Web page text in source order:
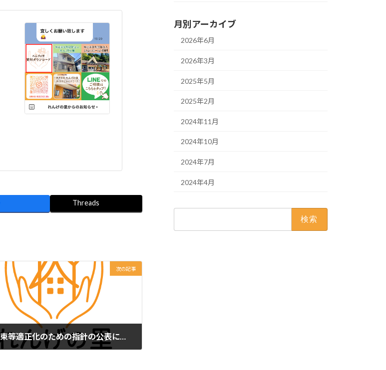
Threads
次の記事
月別アーカイブ
2026年6月
2026年3月
2025年5月
2025年2月
2024年11月
2024年10月
2024年7月
2024年4月